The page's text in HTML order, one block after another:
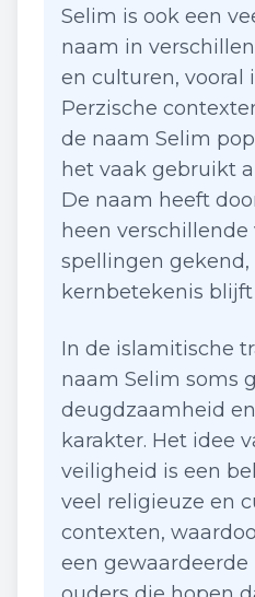
Selim is ook een
naam in
en culturen, vooral
Perzische
de naam Selim
het vaak gebruikt
De naam heeft
heen verschillende
spellingen gekend,
kernbetekenis
In de islamitische
naam Selim soms
deugdzaamheid
karakter. Het idee
veiligheid is een
veel religieuze en
contexten,
een gewaardeerde